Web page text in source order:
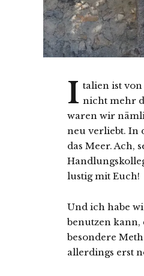
I talien ist
nicht mehr
waren wir
neu verliebt. In
das Meer. Ach,
lustig mit Euch!
Und ich habe
benutzen kann,
besondere
allerdings erst